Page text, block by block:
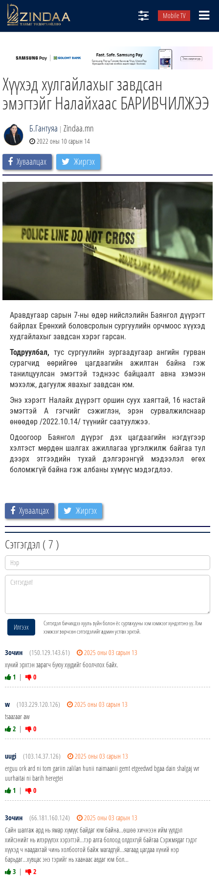
Mobile TV
ТВ8
ӨГЛӨӨНИЙ СОНИН
АУДИО ЗОХИОЛ
Хүүхэд хулгайлахыг завдсан
эмэгтэйг Налайхаас БАРИВЧИЛЖЭЭ
Б.Гантуяа | Zindaa.mn
2022 оны 10 сарын 14
Хуваалцах Жиргэх
Аравдугаар сарын 7-ны өдөр нийслэлийн Баянгол дүүрэгт
байрлах Ерөнхий боловсролын сургуулийн орчмоос хүүхэд
худгайлахыг завдсан хэрэг гарсан.
Тодруулбал, тус сургуулийн зургаадугаар ангийн гурван
сурагчид өөрийгөө цагдаагийн ажилтан байна гэж
танилцуулсан эмэгтэй тэднээс байцаалт авна хэмээн
мэхэлж, дагуулж явахыг завдсан юм.
Энэ хэрэгт Налайх дүүрэгт оршин суух хаягтай, 16 настай
эмэгтэй А гэгчийг сэжиглэн, эрэн сурвалжилснаар
өнөөдөр /2022.10.14/ түүнийг саатуулжээ.
Одоогоор Баянгол дүүрэг дэх цагдаагийн нэгдүгээр
хэлтэст мөрдөн шалгах ажиллагаа үргэлжилж байгаа тул
дээрх этгээдийн тухай дэлгэрэнгүй мэдээлэл өгөх
боломжгүй байна гэж албаны хүмүүс мэдэгдлээ.
Хуваалцах Жиргэх
Сэтгэгдэл (7 )
Илгээх
Сэтгэгдэл бичихдээ хууль зүйн болон ёс суртахууны хэм хэмжээг хүндэтгэнэ үү. Хэм
хэмжээг зөрчсөн сэтгэгдэлийг админ устгах эрхтэй.
Зочин (150.129.143.61)
2025 оны 03 сарын 13
хүний эрхтэн зарагч буюу хүүдийг боолчлох байх.
1 | 0
w (103.229.120.126)
2025 оны 03 сарын 13
tsaazaar aw
2 | 0
uugi (103.14.37.126)
2025 оны 03 сарын 13
erguu ork ard ni tom gariin zalilan hunii naimaanii gemt etgeedvvd bgaa dain shalgaj vvr
uurhaitai ni barih heregtei
1 | 0
Зочин (66.181.160.124)
2025 оны 03 сарын 13
Сайн шалгаж ард нь ямар хүмүүс байдаг юм байна...өшөө хичнээн ийм үүлдэл
хийсэнийг нь илэрүүлэх хэрэгтэй...тэр алга болоод олдохгүй байгаа Сэржмядаг гэдэг
хүүхэд ч наадахтай чинь холбоотой байж магадгүй...яагаад цагдаа хүний нэр
барьдаг...хувцас энэ тэрийг нь хаанаас авдаг юм бол...
3 | 2